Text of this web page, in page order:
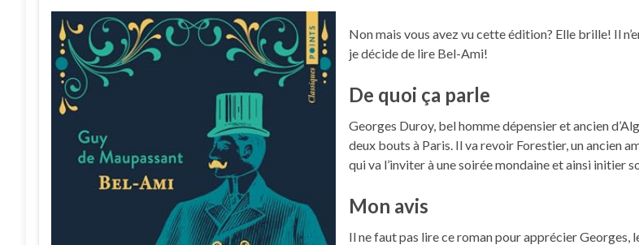
Non mais vous avez vu cette édition? Elle brille! Il
je décide de lire Bel-Ami!
De quoi ça parle
Georges Duroy, bel homme dépensier et ancien
deux bouts à Paris. Il va revoir Forestier, un ancien
qui va l’inviter à une soirée mondaine et ainsi initier
Mon avis
Il ne faut pas lire ce roman pour apprécier Georges,